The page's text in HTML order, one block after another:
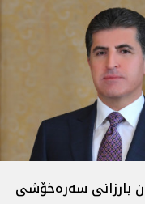
بارزانى سه‌ره‌خۆشى